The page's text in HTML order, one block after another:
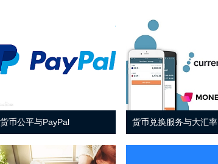
货币公平与PayPal 货币兑换服务与大汇率